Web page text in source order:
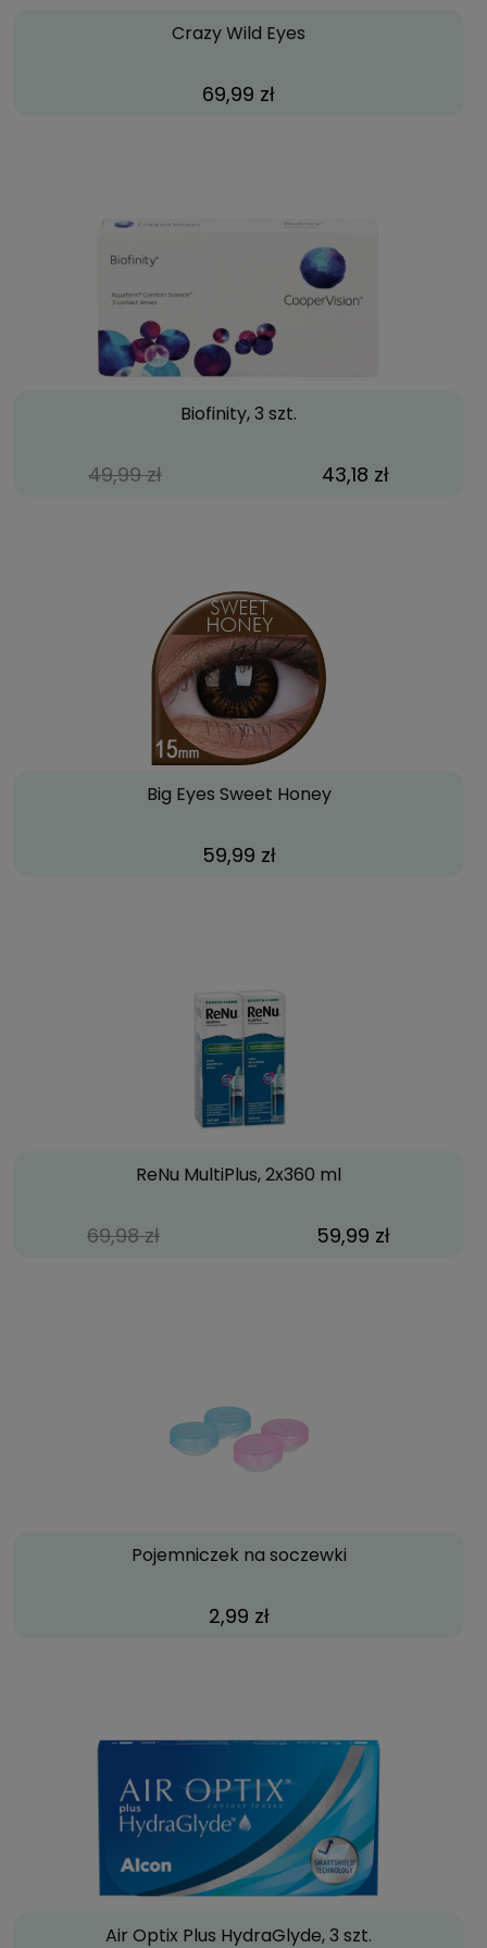
Crazy Wild Eyes
69,99 zł
Biofinity, 3 szt.
49,99 zł 43,18 zł
Big Eyes Sweet Honey
59,99 zł
ReNu MultiPlus, 2x360 ml
69,98 zł 59,99 zł
Pojemniczek na soczewki
2,99 zł
Air Optix Plus HydraGlyde, 3 szt.